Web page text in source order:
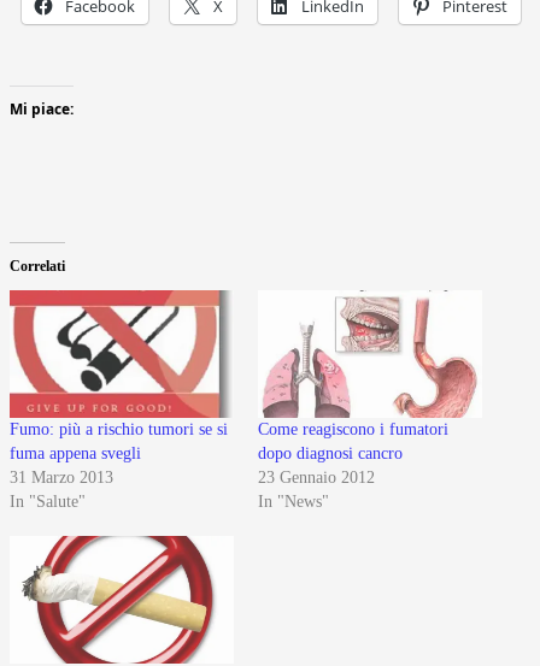
Facebook X LinkedIn Pinterest
Mi piace:
Correlati
Fumo: più a rischio tumori se si
fuma appena svegli
31 Marzo 2013
In "Salute"
Come reagiscono i fumatori
dopo diagnosi cancro
23 Gennaio 2012
In "News"